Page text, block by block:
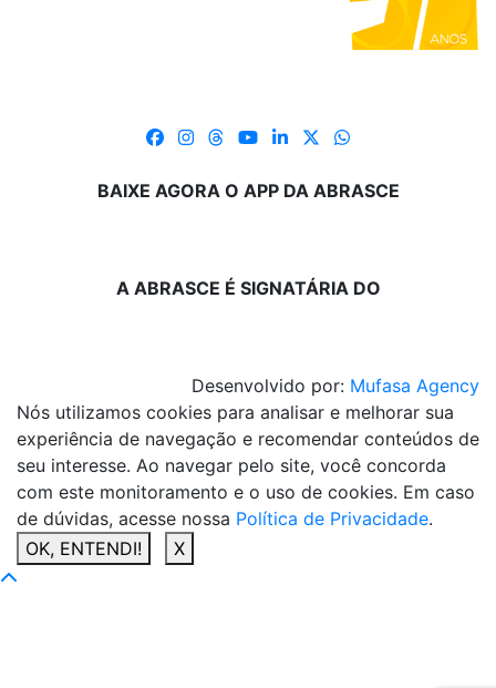
BAIXE AGORA O APP DA ABRASCE
A ABRASCE É SIGNATÁRIA DO
Desenvolvido por: Mufasa Agency
Nós utilizamos cookies para analisar e melhorar sua
experiência de navegação e recomendar conteúdos de
seu interesse. Ao navegar pelo site, você concorda
com este monitoramento e o uso de cookies. Em caso
de dúvidas, acesse nossa Política de Privacidade.
OK, ENTENDI!
X